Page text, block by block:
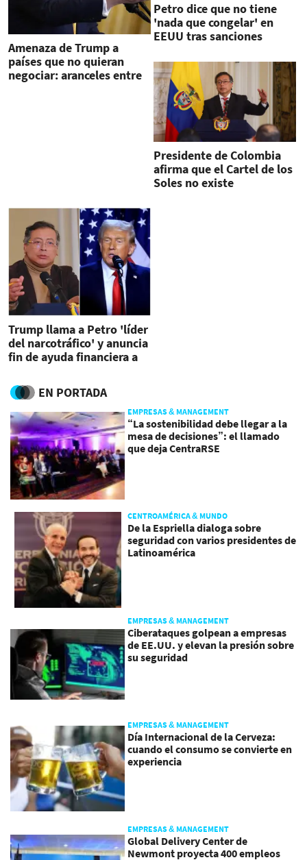
Amenaza de Trump a
países que no quieran
negociar: aranceles entre
Petro dice que no tiene
'nada que congelar' en
EEUU tras sanciones
Presidente de Colombia
afirma que el Cartel de los
Soles no existe
Trump llama a Petro 'líder
del narcotráfico' y anuncia
fin de ayuda financiera a
EN PORTADA
EMPRESAS & MANAGEMENT
“La sostenibilidad debe llegar a la
mesa de decisiones”: el llamado
que deja CentraRSE
CENTROAMÉRICA & MUNDO
De la Espriella dialoga sobre
seguridad con varios presidentes de
Latinoamérica
EMPRESAS & MANAGEMENT
Ciberataques golpean a empresas
de EE.UU. y elevan la presión sobre
su seguridad
EMPRESAS & MANAGEMENT
Día Internacional de la Cerveza:
cuando el consumo se convierte en
experiencia
EMPRESAS & MANAGEMENT
Global Delivery Center de
Newmont proyecta 400 empleos